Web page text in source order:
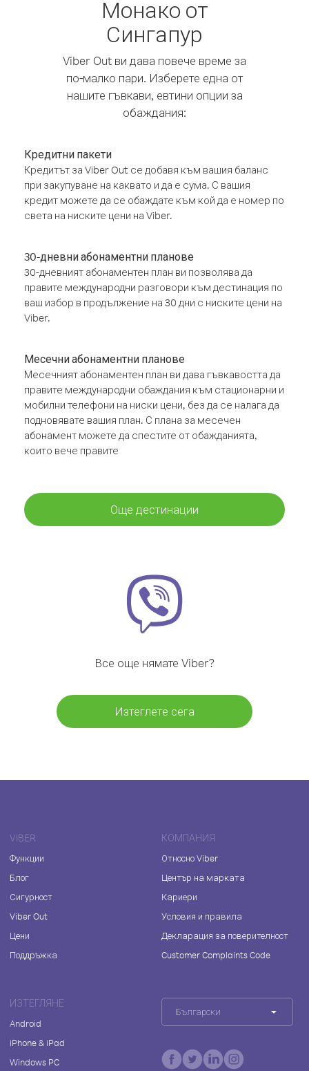
Монако от
Сингапур
Viber Out ви дава повече време за
по-малко пари. Изберете една от
нашите гъвкави, евтини опции за
обаждания:
Кредитни пакети
Кредитът за Viber Out се добавя към вашия баланс
при закупуване на каквато и да е сума. С вашия
кредит можете да се обаждате към кой да е номер по
света на ниските цени на Viber.
30-дневни абонаментни планове
30-дневният абонаментен план ви позволява да
правите международни разговори към дестинация по
ваш избор в продължение на 30 дни с ниските цени на
Viber.
Месечни абонаментни планове
Месечният абонаментен план ви дава гъвкавостта да
правите международни обаждания към стационарни и
мобилни телефони на ниски цени, без да се налага да
подновявате вашия план. С плана за месечен
абонамент можете да спестите от обажданията,
които вече правите
Още дестинации
Все още нямате Viber?
Изтеглете сега
VIBER
Функции
Блог
Сигурност
Viber Out
Цени
Поддръжка
КОМПАНИЯ
Относно Viber
Център на марката
Кариери
Условия и правила
Декларация за поверителност
Customer Complaints Code
ИЗТЕГЛЯНЕ
Android
iPhone & iPad
Windows PC
Български